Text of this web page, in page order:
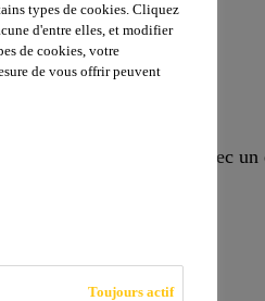
liées au ciment, avec
types de cookies. Cliquez
d'entre elles, et modifier
de cookies, votre
de vous offrir peuvent
Toujours actif